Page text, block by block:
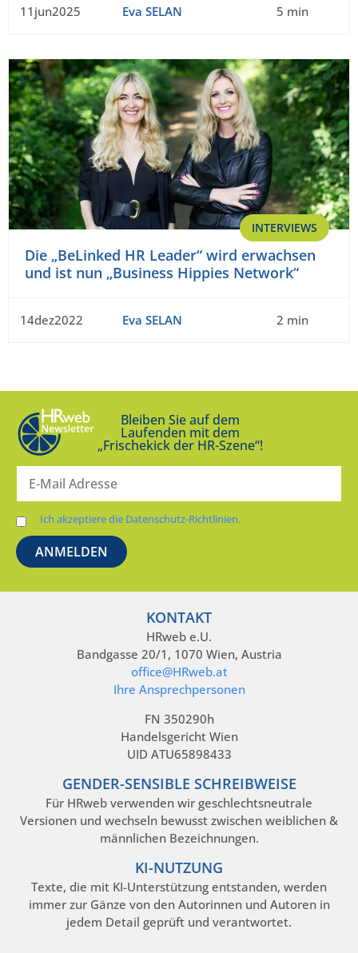
11jun2025 Eva SELAN 5 min
INTERVIEWS
Die „BeLinked HR Leader“ wird erwachsen
und ist nun „Business Hippies Network“
14dez2022 Eva SELAN 2 min
Bleiben Sie auf dem
Laufenden mit dem
„Frischekick der HR-Szene“!
Ich akzeptiere die Datenschutz-Richtlinien.
KONTAKT
HRweb e.U.
Bandgasse 20/1, 1070 Wien, Austria
office@HRweb.at
Ihre Ansprechpersonen
FN 350290h
Handelsgericht Wien
UID ATU65898433
GENDER-SENSIBLE SCHREIBWEISE
Für HRweb verwenden wir geschlechtsneutrale
Versionen und wechseln bewusst zwischen weiblichen &
männlichen Bezeichnungen.
KI-NUTZUNG
Texte, die mit KI-Unterstützung entstanden, werden
immer zur Gänze von den Autorinnen und Autoren in
jedem Detail geprüft und verantwortet.